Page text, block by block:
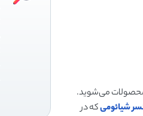
محصولات می‌شوید.
شیائومیکه در